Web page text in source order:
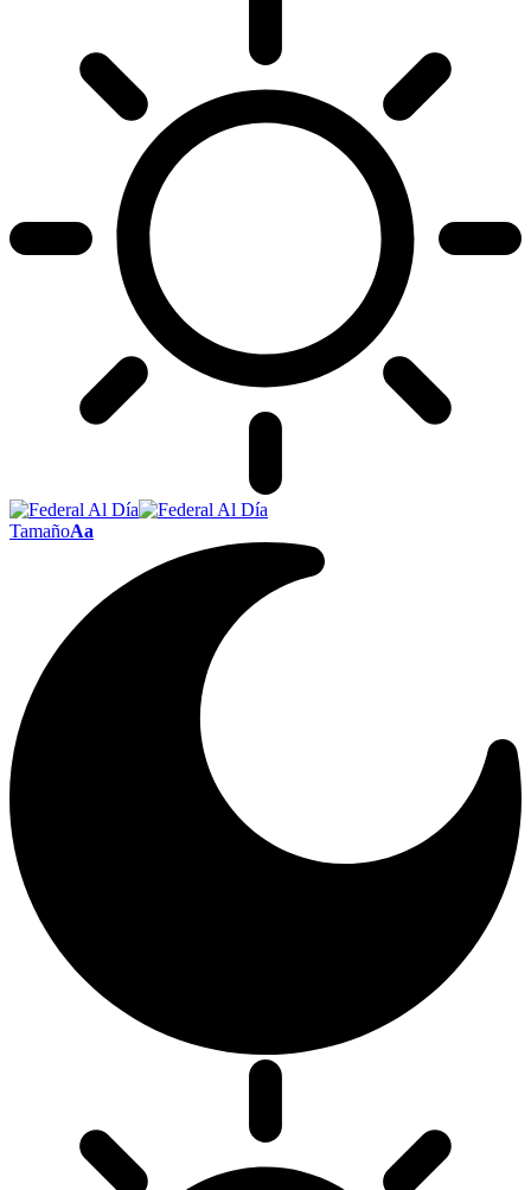
TamañoAa